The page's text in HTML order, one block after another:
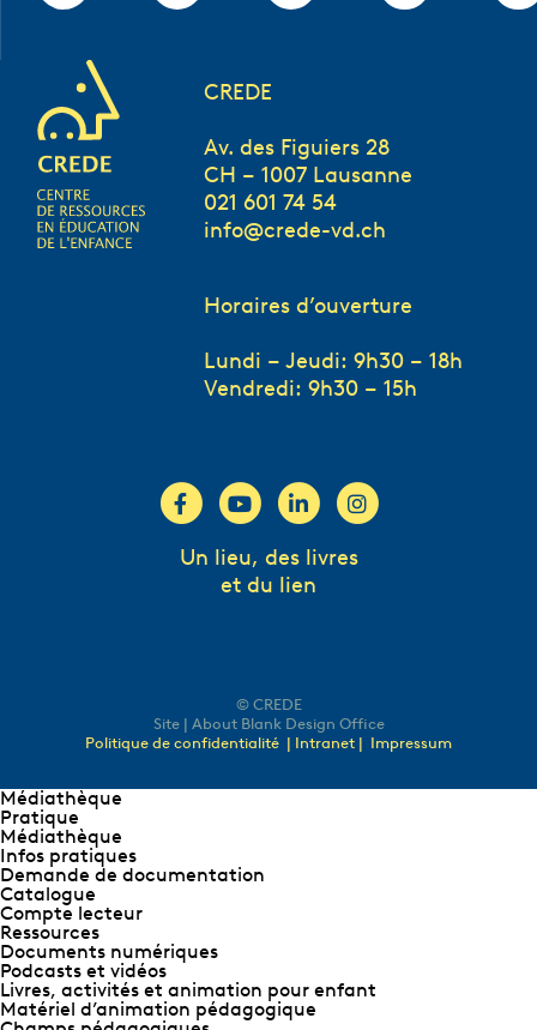
CREDE
Av. des Figuiers 28
CH – 1007 Lausanne
021 601 74 54
info@crede-vd.ch
Horaires d’ouverture
Lundi – Jeudi: 9h30 – 18h
Vendredi: 9h30 – 15h
Un lieu, des livres
et du lien
© CREDE
Site | About Blank Design Office
Politique de confidentialité | Intranet | Impressum
Médiathèque
Pratique
Médiathèque
Infos pratiques
Demande de documentation
Catalogue
Compte lecteur
Ressources
Documents numériques
Podcasts et vidéos
Livres, activités et animation pour enfant
Matériel d’animation pédagogique